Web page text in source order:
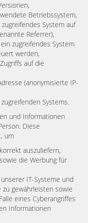
Betriebssystem,
System auf
Referrer),
zugreifendes System
werden,
auf die
(anonymisierte IP-
Systems.
und Informationen
Diese
um
auszuliefern,
die Werbung für
IT-Systeme und
gewährleisten sowie
eines Cyberangriffes
Informationen